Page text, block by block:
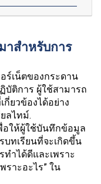
าสำหรับการ
ร์เน็ตของกระดาน
บัติการ ผู้ใช้สามารถ
ยวข้องได้อย่าง
ลไทม์.
อให้ผู้ใช้บันทึกข้อมูล
บทเรียนที่จะเกิดขึ้น
ำได้ดีและเพราะ
ราะอะไร” ใน